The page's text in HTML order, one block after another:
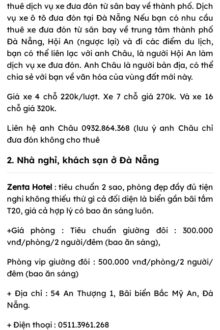
thuê dịch vụ xe đưa đón từ sân bay về thành phố. Dịch
vụ xe ô tô đưa đón tại Đà Nẵng Nếu bạn có nhu cầu
thuê xe đưa đón từ sân bay về trung tâm thành phố
Đà Nẵng, Hội An (ngược lại) và đi các điểm du lịch,
bạn có thể liên lạc với anh Châu, là người Hội An làm
dịch vụ xe đưa đón. Anh Châu là người bản địa, có thể
chia sẻ với bạn về văn hóa của vùng đất mới này.
Giá xe 4 chỗ 220k/lượt. Xe 7 chỗ giá 270k. Và xe 16
chỗ giá 320k.
Liên hệ anh Châu 0932.864.368 (lưu ý anh Châu chỉ
đưa đón không cho thuê
2. Nhà nghỉ, khách sạn ở Đà Nẵng
Zenta Hotel: tiêu chuẩn 2 sao, phòng đẹp đầy đủ tiện
nghi không thiếu thứ gì cả đối diện là biển gần bãi tắm
T20, giá cả hợp lý có bao ăn sáng luôn.
+Giá phòng : Tiêu chuẩn giường đôi : 300.000
vnđ/phòng/2 người/đêm (bao ăn sáng),
Phòng vip giường đôi : 500.000 vnđ/phòng/2 người/
đêm (bao ăn sáng)
+ Địa chỉ : 54 An Thượng 1, Bãi biển Bắc Mỹ An, Đà
Nẵng.
+ Điện thoại : 0511.3961.268